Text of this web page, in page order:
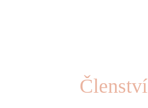
Členství